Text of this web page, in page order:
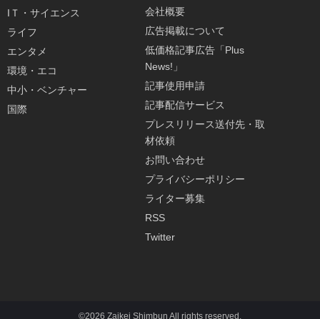
IＴ・サイエンス
ライフ
エンタメ
環境・エコ
中小・ベンチャー
国際
会社概要
広告掲載について
低価格記事広告「Plus
News!」
記事使用申請
記事配信サービス
プレスリリース送付先・取
材依頼
お問い合わせ
プライバシーポリシー
ライター募集
RSS
Twitter
©2026 Zaikei Shimbun All rights reserved.